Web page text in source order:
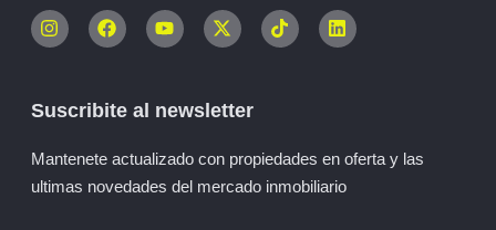
Suscribite al newsletter
Mantenete actualizado con propiedades en oferta y las
ultimas novedades del mercado inmobiliario